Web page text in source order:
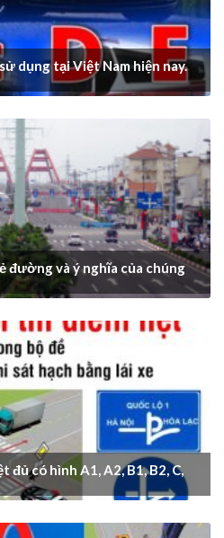
dụng tại Việt Nam hiện nay.
đường và ý nghĩa của chúng
đủ có hình A1, A2, B1, B2, C,